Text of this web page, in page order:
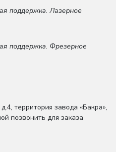
поддержка. Лазерное
поддержка. Фрезерное
, территория завода «Бакра»,
позвонить для заказа